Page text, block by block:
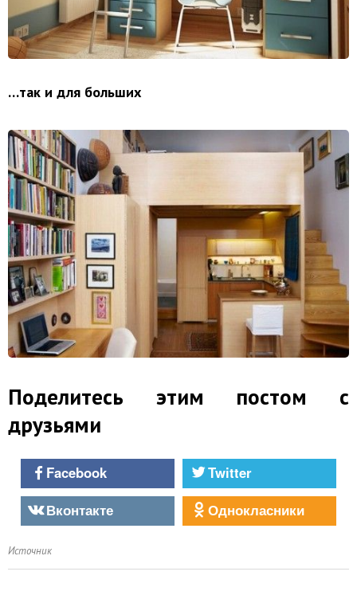
…так и для больших
Поделитесь этим постом с
друзьями
Facebook
Twitter
Вконтакте
Однокласники
Источник